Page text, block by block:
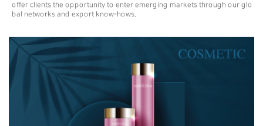
offer clients the opportunity to enter emerging markets through our glo
bal networks and export know-hows.